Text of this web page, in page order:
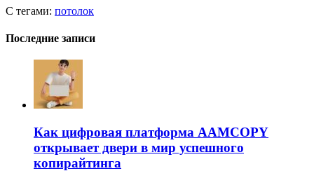
С тегами: потолок
Последние записи
Как цифровая платформа AAMCOPY
открывает двери в мир успешного
копирайтинга